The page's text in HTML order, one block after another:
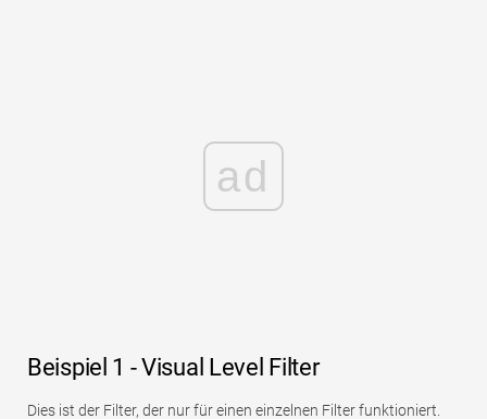
ad
Beispiel 1 - Visual Level Filter
Dies ist der Filter, der nur für einen einzelnen Filter funktioniert.